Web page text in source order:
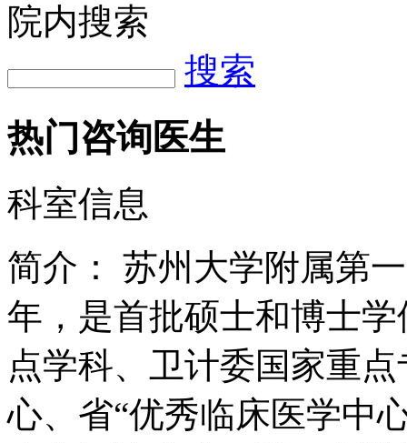
院内搜索
搜索
热门咨询医生
科室信息
简介：
苏州大学附属第
年，是首批硕士和博士
点学科、卫计委国家重
心、省“优秀临床医学中